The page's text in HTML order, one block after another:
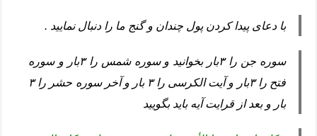
با دعای پیدا کردن پول چندان و گنج ما را دنبال نمایید .
سوره جن را ۳بار بخوانید و سوره شمس را ۳بار و سوره
فتح را ۳بار و آیت الکرسی را ۳ بار و آخر سوره حشر را ۳
بار و بعد از قرایت آیه باید بگویید